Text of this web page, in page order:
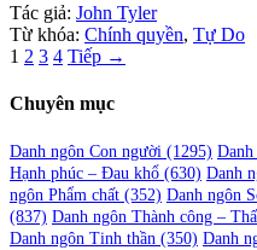
Tác giả: John Tyler
Từ khóa: Chính quyền, Tự Do
Phân
trang
viết
1 2 3 4 Tiếp →
Chuyên mục
Danh ngôn Con người (1295) Danh
Hạnh phúc – Đau khổ (630) Danh
ngôn Phẩm chất (352) Danh ngôn
(837) Danh ngôn Thành công –
Danh ngôn Tinh thần (350) Danh